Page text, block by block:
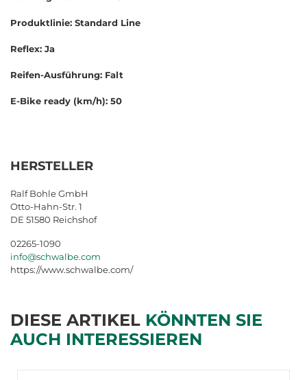
Produktlinie: Standard Line
Reflex: Ja
Reifen-Ausführung: Falt
E-Bike ready (km/h): 50
HERSTELLER
Ralf Bohle GmbH
Otto-Hahn-Str. 1
DE 51580 Reichshof
02265-1090
info@schwalbe.com
https://www.schwalbe.com/
DIESE ARTIKEL KÖNNTEN SIE
AUCH INTERESSIEREN